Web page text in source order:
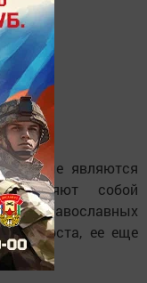
являются
являют собой
Для православных
Поста, ее еще